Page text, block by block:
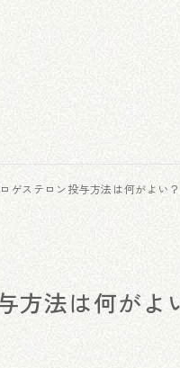
ゲステロン投与方法は何がよい
方法は何が